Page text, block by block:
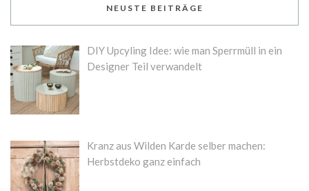
NEUSTE BEITRÄGE
DIY Upcyling Idee: wie man Sperrmüll in ein
Designer Teil verwandelt
Kranz aus Wilden Karde selber machen:
Herbstdeko ganz einfach